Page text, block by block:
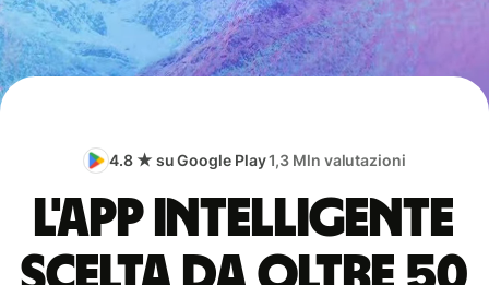
4.8 ★ su Google Play1,3 Mln valutazioni
L'app intelligente